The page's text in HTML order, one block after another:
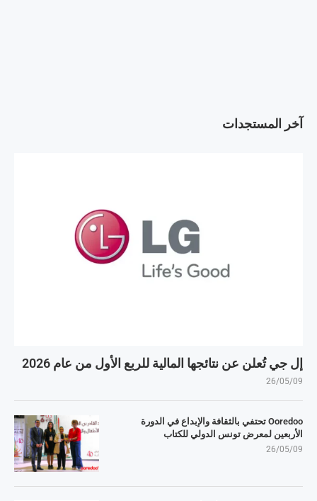
آخر المستجدات
إل جي تُعلن عن نتائجها المالية للربع الأول من عام 2026
26/05/09
Ooredoo تحتفي بالثقافة والإبداع في الدورة
الأربعين لمعرض تونس الدولي للكتاب
26/05/09